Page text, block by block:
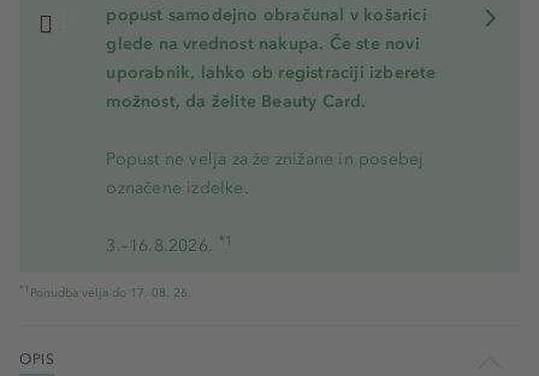
popust samodejno obračunal v košarici
glede na vrednost nakupa. Če ste novi
uporabnik, lahko ob registraciji izberete
možnost, da želite Beauty Card.
Popust ne velja za že znižane in posebej
označene izdelke.
3.–16.8.2026. *1
*1 Ponudba velja do 17. 08. 26.
OPIS